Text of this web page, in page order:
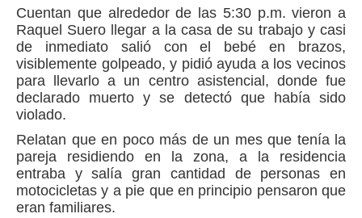
Cuentan que alrededor de las 5:30 p.m. vieron a
Raquel Suero llegar a la casa de su trabajo y casi
de inmediato salió con el bebé en brazos,
visiblemente golpeado, y pidió ayuda a los vecinos
para llevarlo a un centro asistencial, donde fue
declarado muerto y se detectó que había sido
violado.
Relatan que en poco más de un mes que tenía la
pareja residiendo en la zona, a la residencia
entraba y salía gran cantidad de personas en
motocicletas y a pie que en principio pensaron que
eran familiares.